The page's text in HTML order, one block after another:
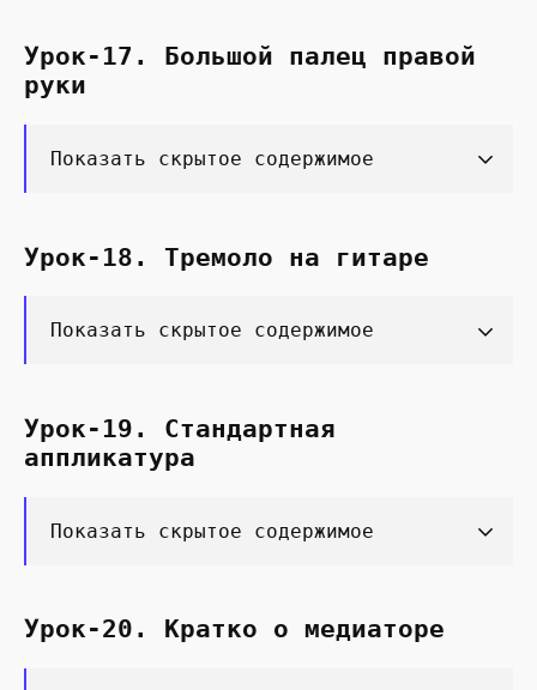
Урок-17. Большой палец правой
руки
Показать скрытое содержимое
Урок-18. Тремоло на гитаре
Показать скрытое содержимое
Урок-19. Стандартная
аппликатура
Показать скрытое содержимое
Урок-20. Кратко о медиаторе